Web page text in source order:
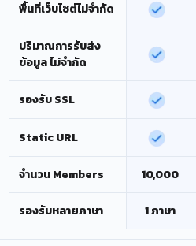
พื้นที่เว็บไซต์ไม่จำกัด
ปริมาณการรับส่ง
ข้อมูล ไม่จำกัด
รองรับ SSL
Static URL
จำนวน Members 10,000
รองรับหลายภาษา 1 ภาษา